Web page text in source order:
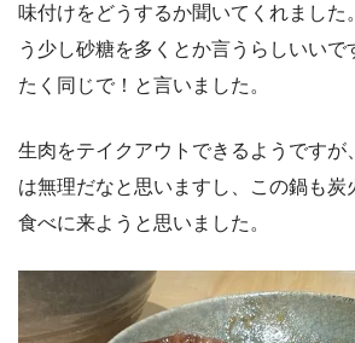
味付けをどうするか聞いてくれました
う少し砂糖を多くとか言うらしいいで
たく同じで！と言いました。
生肉をテイクアウトできるようですが
は無理だなと思いますし、この鍋も炭
食べに来ようと思いました。